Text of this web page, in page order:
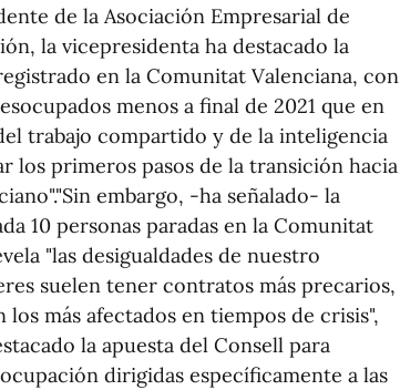
de la Asociación Empresarial de
la vicepresidenta ha destacado la
en la Comunitat Valenciana, con
menos a final de 2021 que en
trabajo compartido y de la inteligencia
los primeros pasos de la transición hacia
embargo, -ha señalado- la
10 personas paradas en la Comunitat
"las desigualdades de nuestro
suelen tener contratos más precarios,
más afectados en tiempos de crisis",
la apuesta del Consell para
dirigidas específicamente a las